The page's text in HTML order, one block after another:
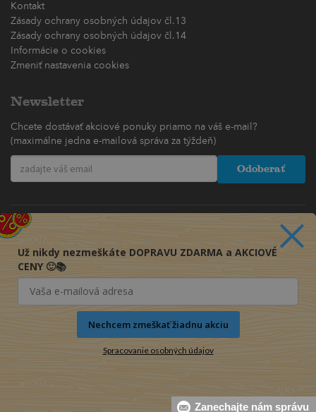
Kontakt
Zásady ochrany osobných údajov čl.13
Zásady ochrany osobných údajov čl.14
Informácie o cookies
Zmeniť nastavenia cookies
Newsletter
Chcete dostávať akciové ponuky priamo na váš e-mail?
(maximálne jedna e-mailová správa za týždeň)
Odoberať
Zanechajte nám správu
Už nikdy nezmeškáte DOPRAVU ZDARMA a AKCIOVÉ
CENY 🙂📚
Nechcem zmeškať žiadnu akciu
Spracovanie osobných údajov